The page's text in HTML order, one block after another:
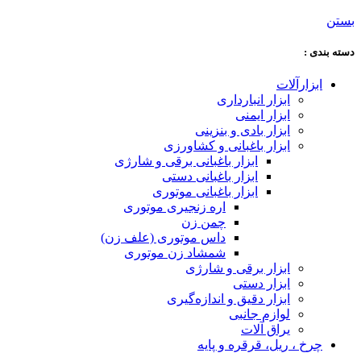
بستن
دسته‌ بندی :
ابزارآلات
ابزار انبارداری
ابزار ایمنی
ابزار بادی و بنزینی
ابزار باغبانی و کشاورزی
ابزار باغبانی برقی و شارژی
ابزار باغبانی دستی
ابزار باغبانی موتوری
اره زنجیری موتوری
چمن زن
داس موتوری (علف زن)
شمشاد زن موتوری
ابزار برقی و شارژی
ابزار دستی
ابزار دقیق و اندازه‌گیری
لوازم جانبی
یراق آلات
چرخ ، ریل، قرقره و پایه